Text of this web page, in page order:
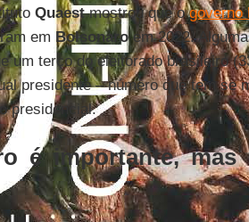
Quaestmostrou que ogoverno
em Bolsonaroem 2022.
um terço do eleitorado brasileiro
presidente – número que tem se
presidencial.
é importante, mas